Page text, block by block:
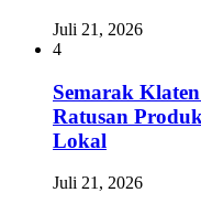
Juli 21, 2026
4
Semarak
Ratusan
Lokal
Juli 21, 2026